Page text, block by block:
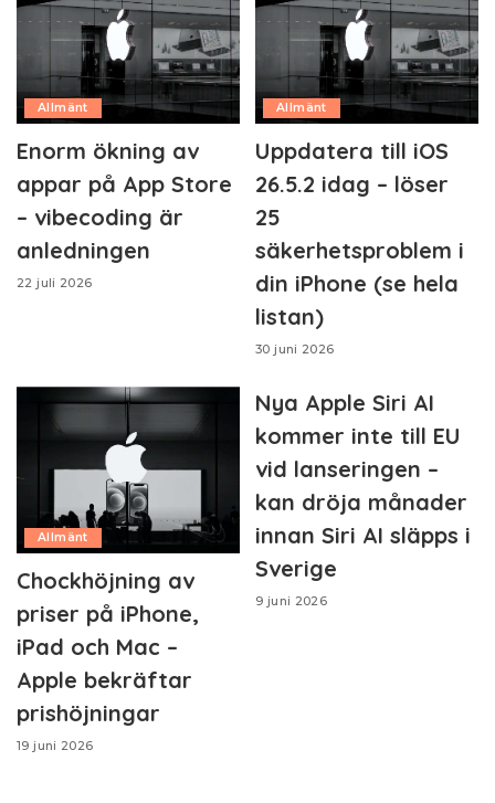
Allmänt
Enorm ökning av
appar på App Store
– vibecoding är
anledningen
22 juli 2026
Allmänt
Uppdatera till iOS
26.5.2 idag – löser
25
säkerhetsproblem i
din iPhone (se hela
listan)
30 juni 2026
Allmänt
Chockhöjning av
priser på iPhone,
iPad och Mac –
Apple bekräftar
prishöjningar
19 juni 2026
Nya Apple Siri AI
kommer inte till EU
vid lanseringen –
kan dröja månader
innan Siri AI släpps i
Sverige
9 juni 2026